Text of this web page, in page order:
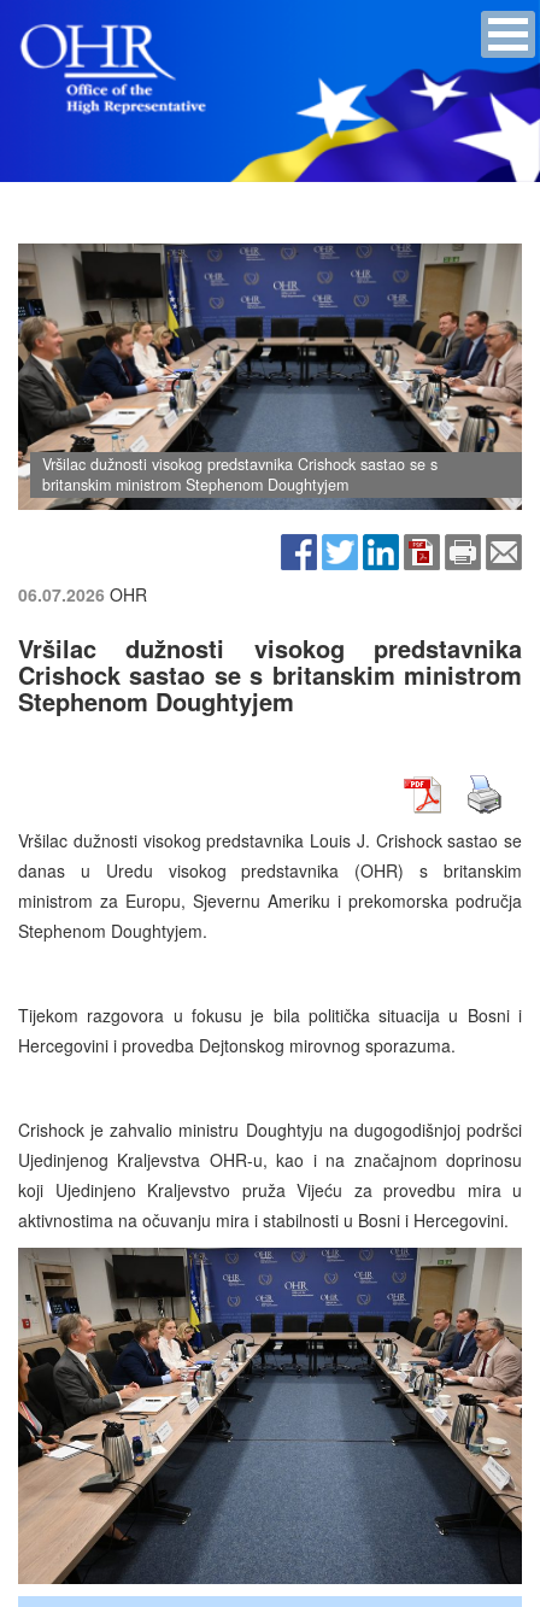
Vršilac dužnosti visokog predstavnika Crishock sastao se s
britanskim ministrom Stephenom Doughtyjem
06.07.2026 OHR
Vršilac dužnosti visokog predstavnika
Crishock sastao se s britanskim ministrom
Stephenom Doughtyjem
Vršilac dužnosti visokog predstavnika Louis J. Crishock sastao se
danas u Uredu visokog predstavnika (OHR) s britanskim
ministrom za Europu, Sjevernu Ameriku i prekomorska područja
Stephenom Doughtyjem.
Tijekom razgovora u fokusu je bila politička situacija u Bosni i
Hercegovini i provedba Dejtonskog mirovnog sporazuma.
Crishock je zahvalio ministru Doughtyju na dugogodišnjoj podršci
Ujedinjenog Kraljevstva OHR-u, kao i na značajnom doprinosu
koji Ujedinjeno Kraljevstvo pruža Vijeću za provedbu mira u
aktivnostima na očuvanju mira i stabilnosti u Bosni i Hercegovini.